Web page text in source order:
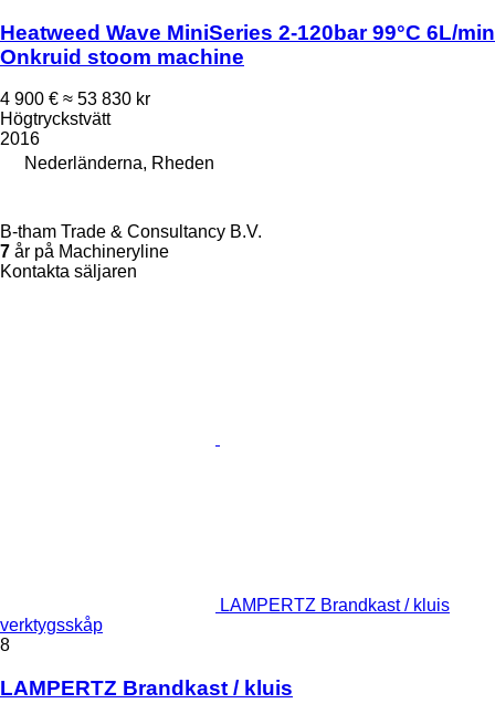
Heatweed Wave MiniSeries 2-120bar 99°C 6L/min
Onkruid stoom machine
4 900 € ≈ 53 830 kr
Högtryckstvätt
2016
Nederländerna, Rheden
B-tham Trade & Consultancy B.V.
7 år på Machineryline
Kontakta säljaren
LAMPERTZ Brandkast / kluis
verktygsskåp
8
LAMPERTZ Brandkast / kluis